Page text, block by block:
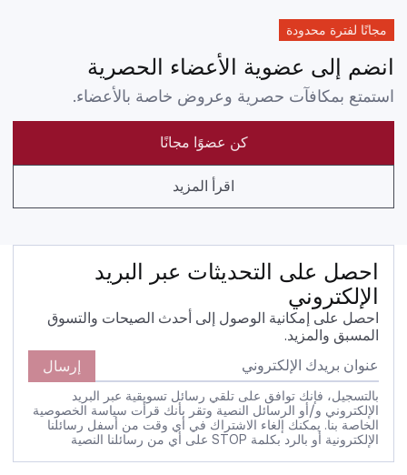
مجانًا لفترة محدودة
انضم إلى عضوية الأعضاء الحصرية
استمتع بمكافآت حصرية وعروض خاصة بالأعضاء.
كن عضوًا مجانًا
اقرأ المزيد
احصل على التحديثات عبر البريد
الإلكتروني
احصل على إمكانية الوصول إلى أحدث الصيحات والتسوق
المسبق والمزيد.
إرسال
بالتسجيل، فإنك توافق على تلقي رسائل تسويقية عبر البريد
الإلكتروني و/أو الرسائل النصية وتقر بأنك قرأت سياسة الخصوصية
الخاصة بنا. يمكنك إلغاء الاشتراك في أي وقت من أسفل رسائلنا
الإلكترونية أو بالرد بكلمة STOP على أي من رسائلنا النصية